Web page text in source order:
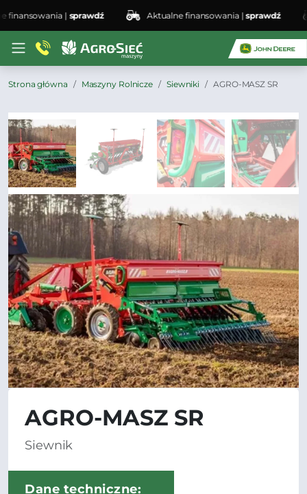
|sprawdź Aktualne finansowania |sprawdź
Strona główna Maszyny Rolnicze Siewniki AGRO-MASZ SR
AGRO-MASZ SR
Siewnik
Dane techniczne: